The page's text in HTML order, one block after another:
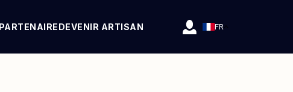
DEVENIR ARTISAN FR